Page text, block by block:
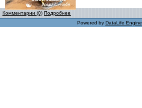
Комментарии (0) Подробнее
Powered by DataLife Engine